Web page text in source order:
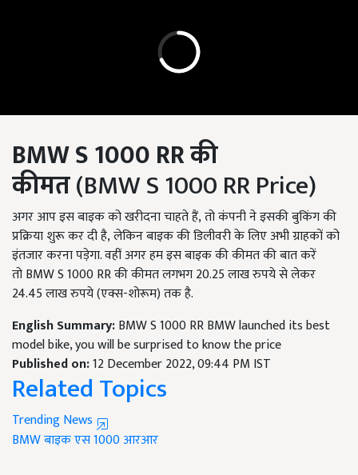
BMW S1000RRकी
कीमत(BMW S 1000 RR Price)
अगर आप इस बाइक को खरीदना चाहते हैं,तो कंपनी ने इसकी बुकिंग की
प्रक्रिया शुरू कर दी है,लेकिन बाइक की डिलीवरी के लिए अभी ग्राहकों को
इंतजार करना पड़ेगा. वहीं अगर हम इस बाइक की कीमत की बात करें
तोBMW S1000RRकी कीमत लगभग 20.25 लाख रुपये से लेकर
24.45 लाख रुपये (एक्स-शोरूम) तक है.
English Summary:BMW S 1000 RR BMW launched its best
model bike, you will be surprised to know the price
Published on:12 December 2022, 09:44 PM IST
Related Topics
Trending News
BMWबाइकएस 1000 आरआर